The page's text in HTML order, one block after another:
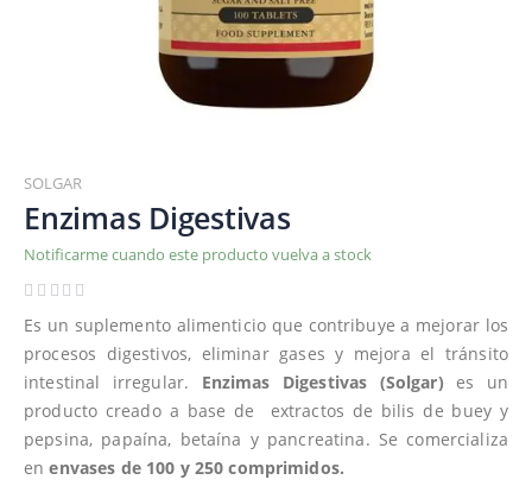
al
comienzo
de
la
galería
imágenes
SOLGAR
Enzimas Digestivas
Notificarme cuando este producto vuelva a stock
Es un suplemento alimenticio que contribuye a mejorar los
procesos digestivos, eliminar gases y mejora el tránsito
intestinal irregular. Enzimas Digestivas (Solgar) es un
producto creado a base de extractos de bilis de buey y
pepsina, papaína, betaína y pancreatina. Se comercializa
enenvases de 100 y 250 comprimidos.